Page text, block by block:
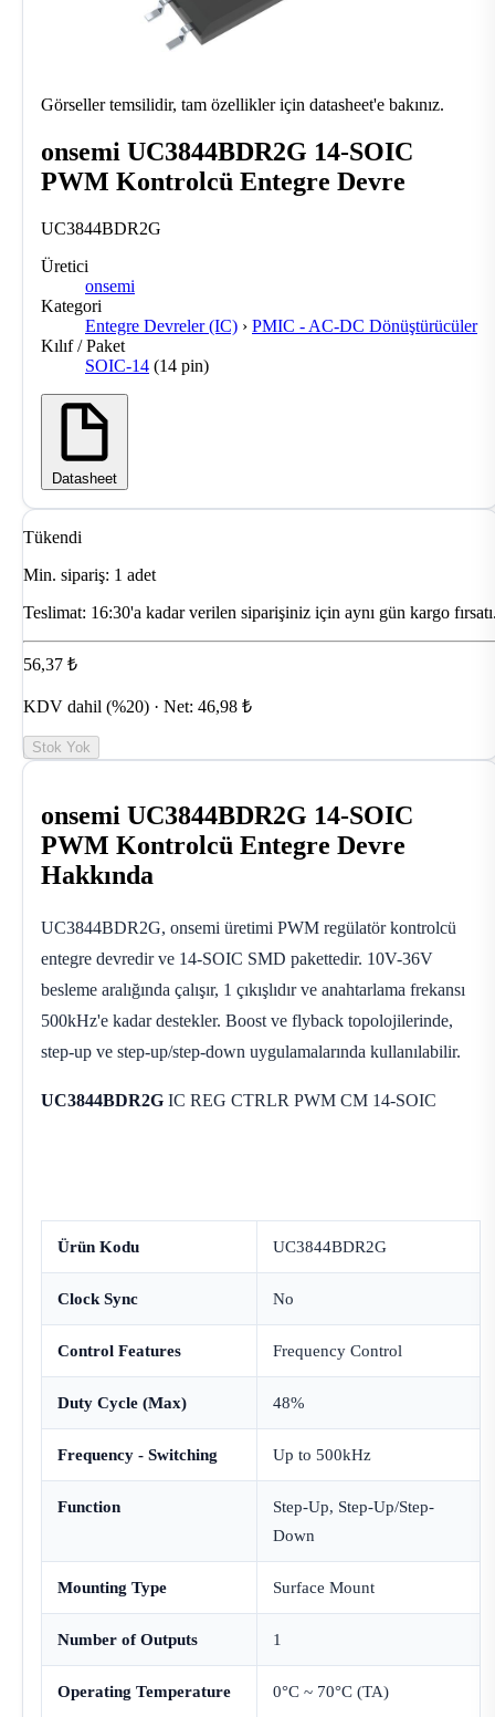
Görseller temsilidir, tam özellikler için datasheet'e bakınız.
onsemi UC3844BDR2G 14-SOIC
PWM Kontrolcü Entegre Devre
UC3844BDR2G
Üretici
onsemi
Kategori
Entegre Devreler (IC) › PMIC - AC-DC Dönüştürücüler
Kılıf / Paket
SOIC-14 (14 pin)
Datasheet
Tükendi
Min. sipariş: 1 adet
Teslimat: 16:30'a kadar verilen siparişiniz için aynı gün kargo
56,37 ₺
KDV dahil (%20) · Net: 46,98 ₺
Stok Yok
onsemi UC3844BDR2G 14-SOIC
PWM Kontrolcü Entegre Devre
Hakkında
UC3844BDR2G, onsemi üretimi PWM regülatör kontrolcü
entegre devredir ve 14-SOIC SMD pakettedir. 10V-36V
besleme aralığında çalışır, 1 çıkışlıdır ve anahtarlama frekansı
500kHz'e kadar destekler. Boost ve flyback topolojilerinde,
step-up ve step-up/step-down uygulamalarında kullanılabilir.
UC3844BDR2G IC REG CTRLR PWM CM 14-SOIC
Ürün Kodu UC3844BDR2G
Clock Sync No
Control Features Frequency Control
Duty Cycle (Max) 48%
Frequency - Switching Up to 500kHz
Function
Step-Up, Step-Up/Step-
Down
Mounting Type Surface Mount
Number of Outputs 1
Operating Temperature 0°C ~ 70°C (TA)